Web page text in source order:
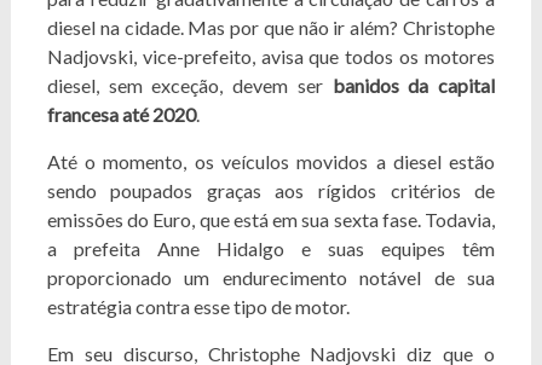
diesel na cidade. Mas por que não ir além? Christophe
Nadjovski, vice-prefeito, avisa que todos os motores
diesel, sem exceção, devem ser banidos da capital
francesa até 2020.
Até o momento, os veículos movidos a diesel estão
sendo poupados graças aos rígidos critérios de
emissões do Euro, que está em sua sexta fase. Todavia,
a prefeita Anne Hidalgo e suas equipes têm
proporcionado um endurecimento notável de sua
estratégia contra esse tipo de motor.
Em seu discurso, Christophe Nadjovski diz que o